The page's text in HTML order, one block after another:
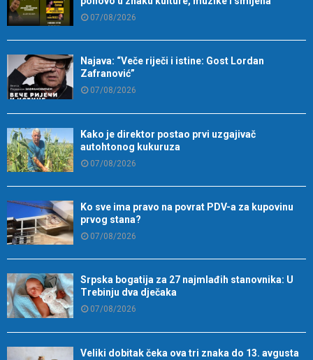
07/08/2026
Najava: “Veče riječi i istine: Gost Lordan
Zafranović”
07/08/2026
Kako je direktor postao prvi uzgajivač
autohtonog kukuruza
07/08/2026
Ko sve ima pravo na povrat PDV-a za kupovinu
prvog stana?
07/08/2026
Srpska bogatija za 27 najmlađih stanovnika: U
Trebinju dva dječaka
07/08/2026
Veliki dobitak čeka ova tri znaka do 13. avgusta